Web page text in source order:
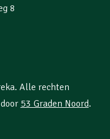
8
. Alle rechten
53 Graden Noord.